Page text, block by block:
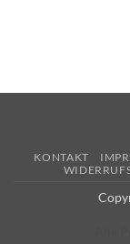
KONTAKT